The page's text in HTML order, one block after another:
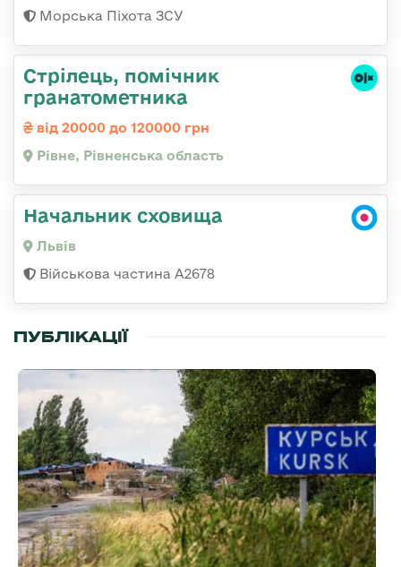
Морська Піхота ЗСУ
Стрілець, помічник
гранатометника
від 20000 до 120000 грн
Рівне, Рівненська область
Начальник сховища
Львів
Військова частина А2678
ПУБЛІКАЦІЇ